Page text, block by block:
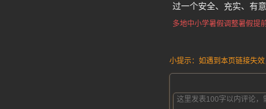
过一个安全、充实、有意
多地中小学暑假调整暑假提
小提示：如遇到本页链接失